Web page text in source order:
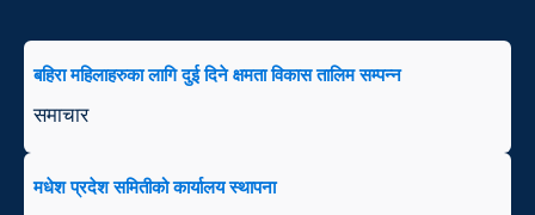
बहिरा महिलाहरुका लागि दुई दिने क्षमता विकास तालिम सम्पन्न
समाचार
मधेश प्रदेश समितीको कार्यालय स्थापना